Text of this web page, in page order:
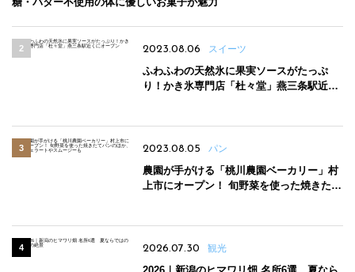
2023.08.06 スイーツ
ふわふわの天然氷に果実ソースがたっぷ
り！かき氷専門店「杜々堂」燕三条駅近く
2023.08.05 パン
農園が手がける「桃川農園ベーカリー」村
上市にオープン！ 旬野菜を使った焼きたて
2026.07.30 観光